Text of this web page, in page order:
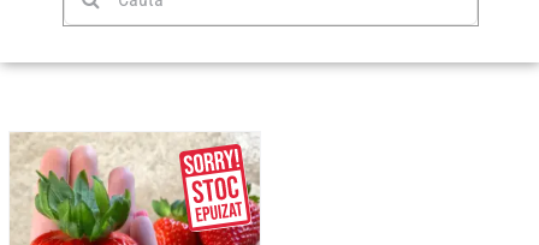
Stoloni căpșuni
Produse
Culturi